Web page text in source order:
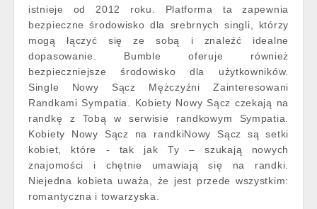
istnieje od 2012 roku. Platforma ta zapewnia
bezpieczne środowisko dla srebrnych singli, którzy
mogą łączyć się ze sobą i znaleźć idealne
dopasowanie. Bumble oferuje również
bezpieczniejsze środowisko dla użytkowników.
Single Nowy Sącz Mężczyźni Zainteresowani
Randkami Sympatia. Kobiety Nowy Sącz czekają na
randkę z Tobą w serwisie randkowym Sympatia.
Kobiety Nowy Sącz na randkiNowy Sącz są setki
kobiet, które - tak jak Ty – szukają nowych
znajomości i chętnie umawiają się na randki.
Niejedna kobieta uważa, że jest przede wszystkim:
romantyczna i towarzyska.